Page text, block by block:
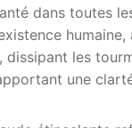
dans toutes
dissipant les
une